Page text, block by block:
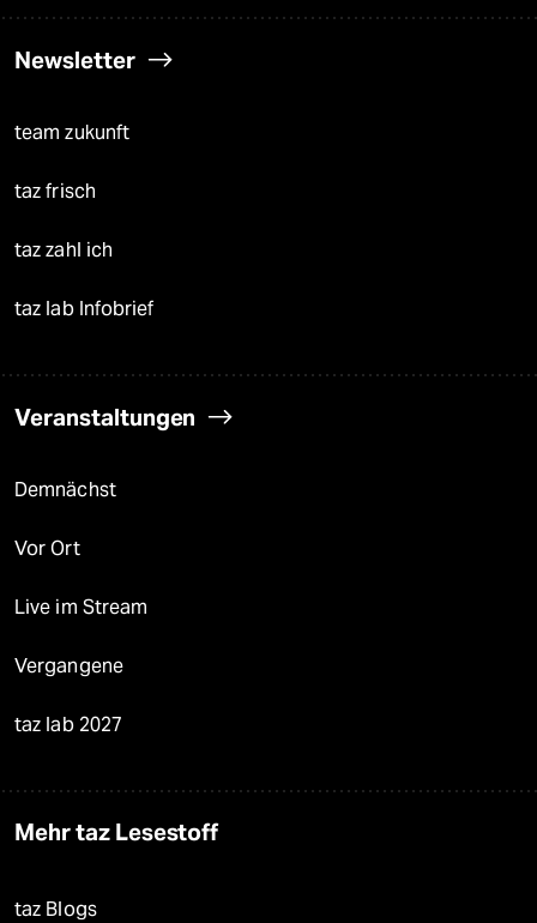
Newsletter
team zukunft
taz frisch
taz zahl ich
taz lab Infobrief
Veranstaltungen
Demnächst
Vor Ort
Live im Stream
Vergangene
taz lab 2027
Mehr taz Lesestoff
taz Blogs